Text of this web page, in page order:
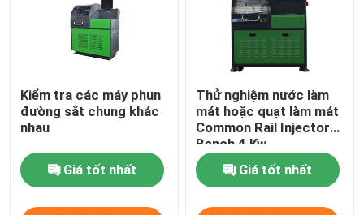
Kiểm tra các máy phun
đường sắt chung khác
nhau
Giá tốt nhất
Thử nghiệm nước làm
mát hoặc quạt làm mát
Common Rail Injector
Bench 4 Kw
Giá tốt nhất